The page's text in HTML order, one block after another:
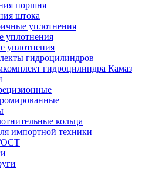
поршня
штока
уплотнения
уплотнения
уплотнения
гидроцилиндров
гидроцилиндра Камаз
кольца
импортной техники